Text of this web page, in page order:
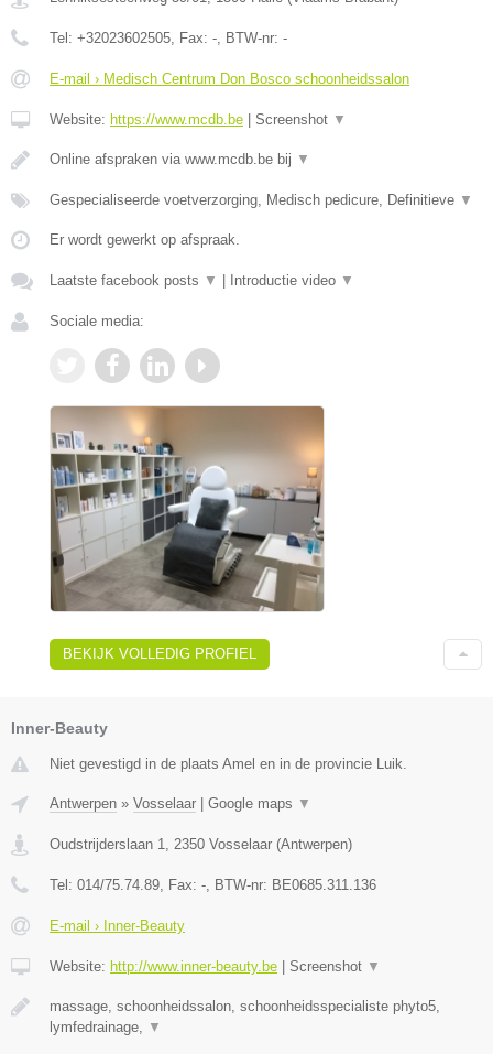
Tel: +32023602505, Fax: -, BTW-nr: -
E-mail › Medisch Centrum Don Bosco schoonheidssalon
Website: https://www.mcdb.be Screenshot ▼
Online afspraken via www.mcdb.be bij ▼
Gespecialiseerde voetverzorging, Medisch pedicure, Definitieve ▼
Er wordt gewerkt op afspraak.
Laatste facebook posts ▼ Introductie video ▼
Sociale media:
BEKIJK VOLLEDIG PROFIEL
Inner-Beauty
Niet gevestigd in de plaats Amel en in de provincie Luik.
Antwerpen » Vosselaar Google maps ▼
Oudstrijderslaan 1 2350 Vosselaar (Antwerpen)
Tel: 014/75.74.89 , Fax: - , BTW-nr: BE0685.311.136
E-mail › Inner-Beauty
Website: http://www.inner-beauty.be Screenshot ▼
massage, schoonheidssalon, schoonheidsspecialiste phyto5,
lymfedrainage,
▼